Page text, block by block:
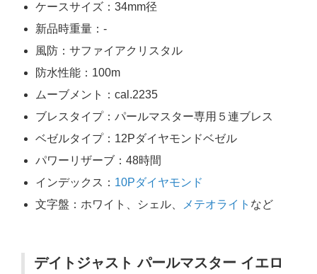
ケースサイズ：34mm径
新品時重量：-
風防：サファイアクリスタル
防水性能：100m
ムーブメント：cal.2235
ブレスタイプ：パールマスター専用５連ブレス
ベゼルタイプ：12Pダイヤモンドベゼル
パワーリザーブ：48時間
インデックス： 10Pダイヤモンド
文字盤：ホワイト、シェル、
メテオライト など
デイトジャスト パールマスター イエロ